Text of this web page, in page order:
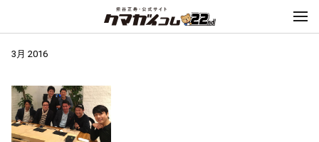
3月 2016